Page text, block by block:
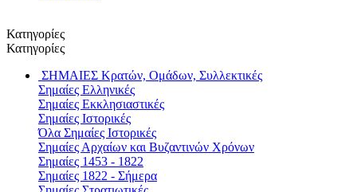
Κατηγορίες
Κατηγορίες
ΣΗΜΑΙΕΣ Κρατών, Ομάδων, Συλλεκτικές
Σημαίες Ελληνικές
Σημαίες Εκκλησιαστικές
Σημαίες Ιστορικές
Όλα Σημαίες Ιστορικές
Σημαίες Αρχαίων και Βυζαντινών Χρόνων
Σημαίες 1453 - 1822
Σημαίες 1822 - Σήμερα